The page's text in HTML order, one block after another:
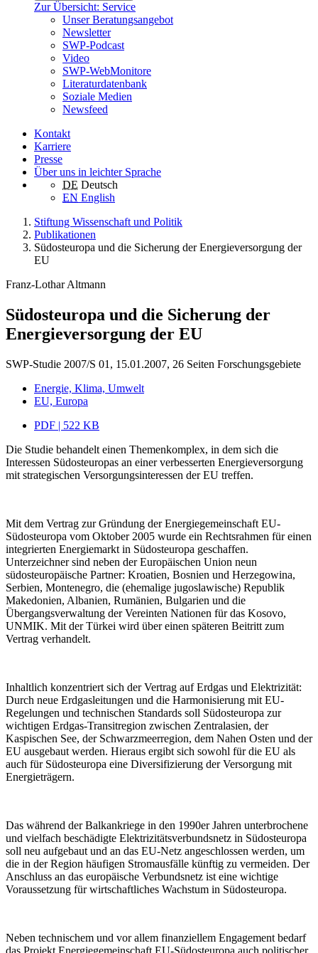
Zur Übersicht: Service
Unser Beratungsangebot
Newsletter
SWP-Podcast
Video
SWP-WebMonitore
Literaturdatenbank
Soziale Medien
Newsfeed
Kontakt
Karriere
Presse
Über uns in leichter Sprache
DE Deutsch
EN English
Stiftung Wissenschaft und Politik
Publikationen
Südosteuropa und die Sicherung der Energieversorgung der
EU
Franz-Lothar Altmann
Südosteuropa und die Sicherung der
Energieversorgung der EU
SWP-Studie 2007/S 01, 15.01.2007, 26 Seiten Forschungsgebiete
Energie, Klima, Umwelt
EU, Europa
PDF | 522 KB
Die Studie behandelt einen Themenkomplex, in dem sich die
Interessen Südosteuropas an einer verbesserten Energieversorgung
mit strategischen Versorgungsinteressen der EU treffen.
Mit dem Vertrag zur Gründung der Energiegemeinschaft EU-
Südosteuropa vom Oktober 2005 wurde ein Rechtsrahmen für einen
integrierten Energiemarkt in Südosteuropa geschaffen.
Unterzeichner sind neben der Europäischen Union neun
südosteuropäische Partner: Kroatien, Bosnien und Herzegowina,
Serbien, Montenegro, die (ehemalige jugoslawische) Republik
Makedonien, Albanien, Rumänien, Bulgarien und die
Übergangsverwaltung der Vereinten Nationen für das Kosovo,
UNMIK. Mit der Türkei wird über einen späteren Beitritt zum
Vertrag verhandelt.
Inhaltlich konzentriert sich der Vertrag auf Erdgas und Elektrizität:
Durch neue Erdgasleitungen und die Harmonisierung mit EU-
Regelungen und technischen Standards soll Südosteuropa zur
wichtigen Erdgas-Transitregion zwischen Zentralasien, der
Kaspischen See, der Schwarzmeerregion, dem Nahen Osten und der
EU ausgebaut werden. Hieraus ergibt sich sowohl für die EU als
auch für Südosteuropa eine Diversifizierung der Versorgung mit
Energieträgern.
Das während der Balkankriege in den 1990er Jahren unterbrochene
und vielfach beschädigte Elektrizitätsverbundsnetz in Südosteuropa
soll neu aufgebaut und an das EU-Netz angeschlossen werden, um
die in der Region häufigen Stromausfälle künftig zu vermeiden. Der
Anschluss an das europäische Verbundsnetz ist eine wichtige
Voraussetzung für wirtschaftliches Wachstum in Südosteuropa.
Neben technischem und vor allem finanziellem Engagement bedarf
das Projekt Energiegemeinschaft EU-Südosteuropa auch politischer